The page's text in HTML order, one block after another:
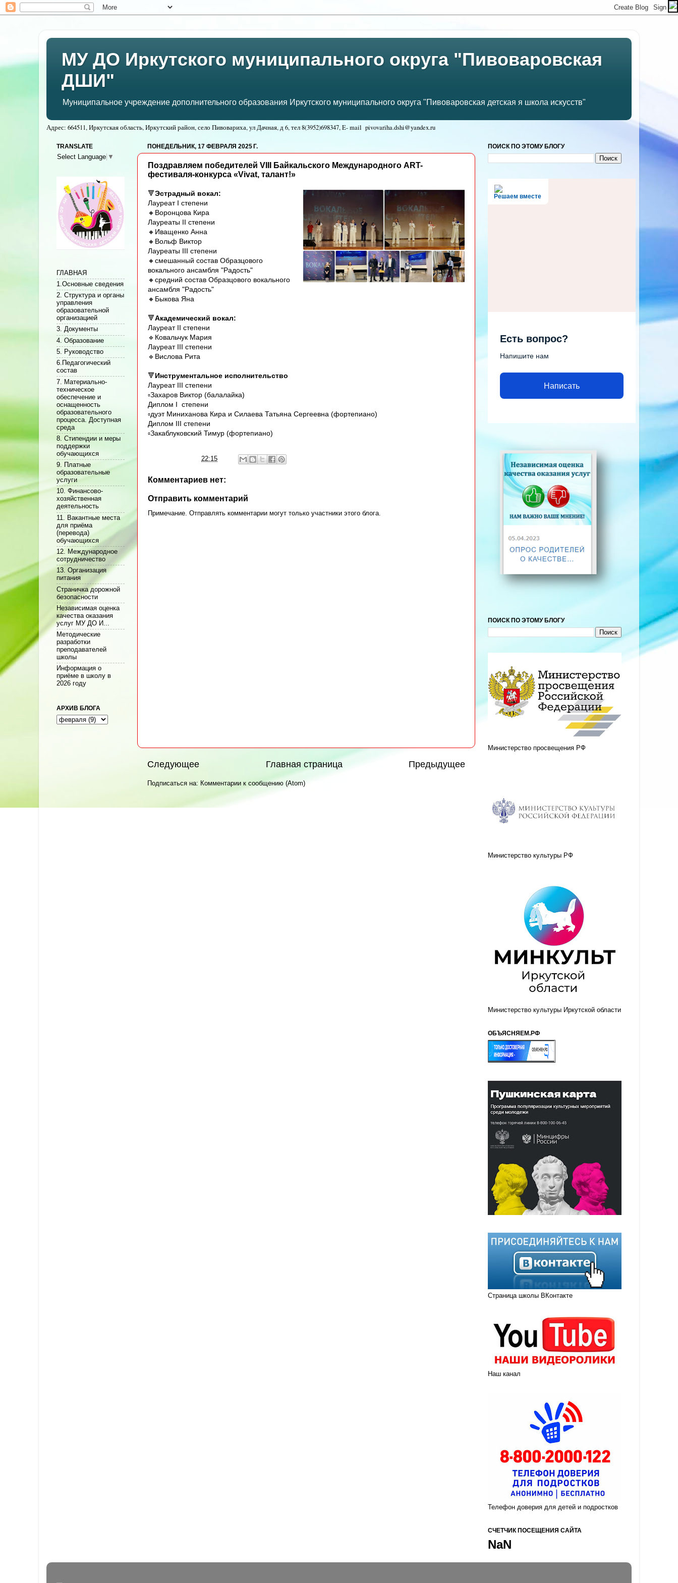
МУ ДО Иркутского муниципального округа "Пивоваровская
ДШИ"
Муниципальное учреждение дополнительного образования Иркутского муниципального округа "Пивоваровская детская я школа искусств"
Адрес: 664511, Иркутская область, Иркутский район, село Пивовариха, ул Дачная, д 6, тел8(3952)698347, E- mail pivovariha.dshi@yandex.ru
ПОНЕДЕЛЬНИК, 17 ФЕВРАЛЯ 2025 Г.
Поздравляем победителей VIII Байкальского Международного ART-
фестиваля-конкурса «Vivat, талант!»
🔻Эстрадный вокал:
Лауреат I степени
🔸Воронцова Кира
Лауреаты II степени
🔸Иващенко Анна
🔸Вольф Виктор
Лауреаты III степени
🔸смешанный состав Образцового
вокального ансамбля "Радость"
🔸средний состав Образцового вокального
ансамбля "Радость"
🔸Быкова Яна
🔻Академический вокал:
Лауреат II степени
🔹Ковальчук Мария
Лауреат III степени
🔹Вислова Рита
🔻Инструментальное исполнительство
Лауреат III степени
▫️Захаров Виктор (балалайка)
Диплом I степени
▫️дуэт Миниханова Кира и Силаева Татьяна Сергеевна (фортепиано)
Диплом III степени
▫️Закаблуковский Тимур (фортепиано)
22:15
Комментариев нет:
Отправить комментарий
Примечание. Отправлять комментарии могут только участники этого блога.
Следующее Предыдущее
Главная страница
Подписаться на: Комментарии к сообщению (Atom)
TRANSLATE
Select Language ▼
ГЛАВНАЯ
1.Основные сведения
2. Структура и органы
управления
образовательной
организацией
3. Документы
4. Образование
5. Руководство
6.Педагогический
состав
7. Материально-
техническое
обеспечение и
оснащенность
образовательного
процесса. Доступная
среда
8. Стипендии и меры
поддержки
обучающихся
9. Платные
образовательные
услуги
10. Финансово-
хозяйственная
деятельность
11. Вакантные места
для приёма
(перевода)
обучающихся
12. Международное
сотрудничество
13. Организация
питания
Cтраничка дорожной
безопасности
Независимая оценка
качества оказания
услуг МУ ДО И...
Методические
разработки
преподавателей
школы
Информация о
приёме в школу в
2026 году
АРХИВ БЛОГА
ПОИСК ПО ЭТОМУ БЛОГУ
Решаем вместе
Есть вопрос?
Напишите нам
Написать
ПОИСК ПО ЭТОМУ БЛОГУ
Министерство просвещения РФ
Министерство культуры РФ
Министерство культуры Иркутской области
ОБЪЯСНЯЕМ.РФ
Страница школы ВКонтакте
Наш канал
Телефон доверия для детей и подростков
СЧЕТЧИК ПОСЕЩЕНИЯ САЙТА
NaN